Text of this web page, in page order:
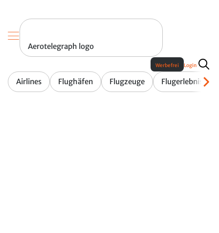
Aerotelegraph logo
Airlines Flughäfen Flugzeuge Flugerlebnis
Werbefrei Login